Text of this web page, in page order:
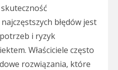
błędów jest
i ryzyk
Właściciele często
rozwiązania, które